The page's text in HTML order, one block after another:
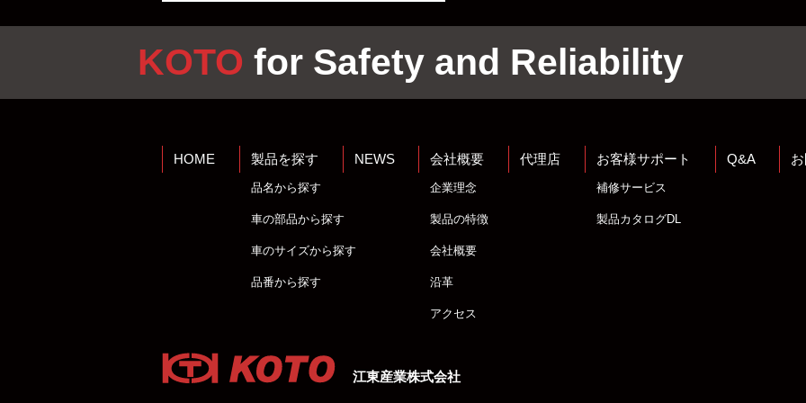
KOTO for Safety and Reliability
HOME 製品を探す
品名から探す
車の部品から探す
車のサイズから探す
品番から探す
NEWS 会社概要
企業理念
製品の特徴
会社概要
沿革
アクセス
代理店 お客様サポート
補修サービス
製品カタログDL
Q&A
江東産業株式会社